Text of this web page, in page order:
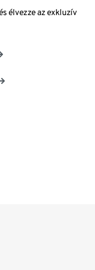
élvezze az exkluzív